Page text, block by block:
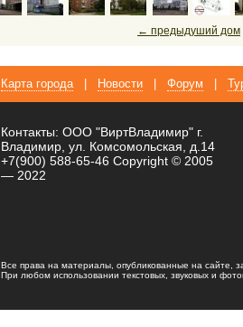
← предыдуший дом
Карта города Новости Форум
Контакты: ООО "ВиртВладимир" г.
Владимир, ул. Комсомольская, д.14
+7(900) 588-65-46 Copyright © 2005
— 2022
Все права на материалы, опубликованные на сайте,
При любом использовании текстовых, звуковых и